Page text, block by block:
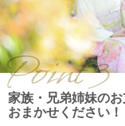
Point 3
家族・兄弟姉妹のお
おまかせください！